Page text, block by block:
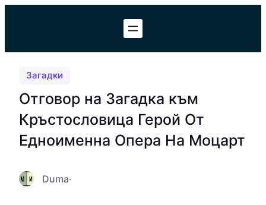
Загадки
Отговор на Загадка към
Кръстословица Герой От
Едноименна Опера На Моцарт
Duma·